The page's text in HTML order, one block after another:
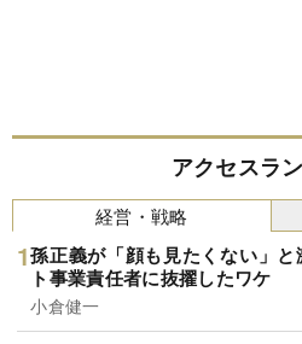
アクセスラ
経営・戦略
孫正義が「顔も見たくない」
ト事業責任者に抜擢したワケ
小倉健一